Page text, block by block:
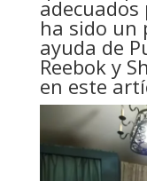
adecuados
ha sido un
ayuda de
Reebok y
en este